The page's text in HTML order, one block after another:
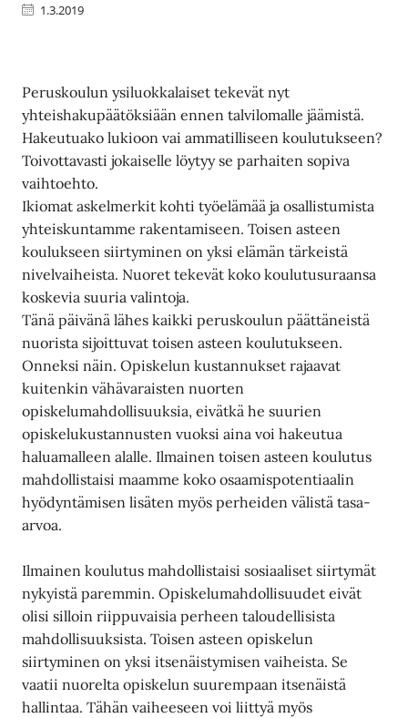
1.3.2019
Peruskoulun ysiluokkalaiset tekevät nyt
yhteishakupäätöksiään ennen talvilomalle jäämistä.
Hakeutuako lukioon vai ammatilliseen koulutukseen?
Toivottavasti jokaiselle löytyy se parhaiten sopiva
vaihtoehto.
Ikiomat askelmerkit kohti työelämää ja osallistumista
yhteiskuntamme rakentamiseen. Toisen asteen
koulukseen siirtyminen on yksi elämän tärkeistä
nivelvaiheista. Nuoret tekevät koko koulutusuraansa
koskevia suuria valintoja.
Tänä päivänä lähes kaikki peruskoulun päättäneistä
nuorista sijoittuvat toisen asteen koulutukseen.
Onneksi näin. Opiskelun kustannukset rajaavat
kuitenkin vähävaraisten nuorten
opiskelumahdollisuuksia, eivätkä he suurien
opiskelukustannusten vuoksi aina voi hakeutua
haluamalleen alalle. Ilmainen toisen asteen koulutus
mahdollistaisi maamme koko osaamispotentiaalin
hyödyntämisen lisäten myös perheiden välistä tasa-
arvoa.
Ilmainen koulutus mahdollistaisi sosiaaliset siirtymät
nykyistä paremmin. Opiskelumahdollisuudet eivät
olisi silloin riippuvaisia perheen taloudellisista
mahdollisuuksista. Toisen asteen opiskelun
siirtyminen on yksi itsenäistymisen vaiheista. Se
vaatii nuorelta opiskelun suurempaan itsenäistä
hallintaa. Tähän vaiheeseen voi liittyä myös